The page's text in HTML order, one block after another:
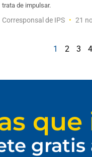
trata de impulsar.
Corresponsal de IPS 21
1 2 3 4